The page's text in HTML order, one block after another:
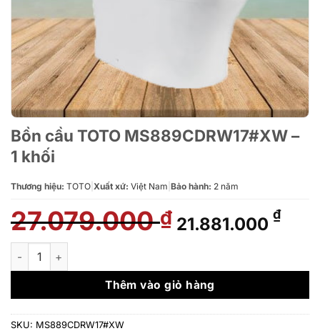
Bồn cầu TOTO MS889CDRW17#XW –
1 khối
Thương hiệu: TOTO Xuất xứ: Việt Nam Bảo hành: 2 năm
27.079.000₫ Giá
gốc
27.079.000 ₫.
21.881.000 ₫Giá
là:
Bồn cầu TOTO MS889CDRW17#XW - 1 khối số lượng
Thêm vào giỏ hàng
SKU: MS889CDRW17#XW